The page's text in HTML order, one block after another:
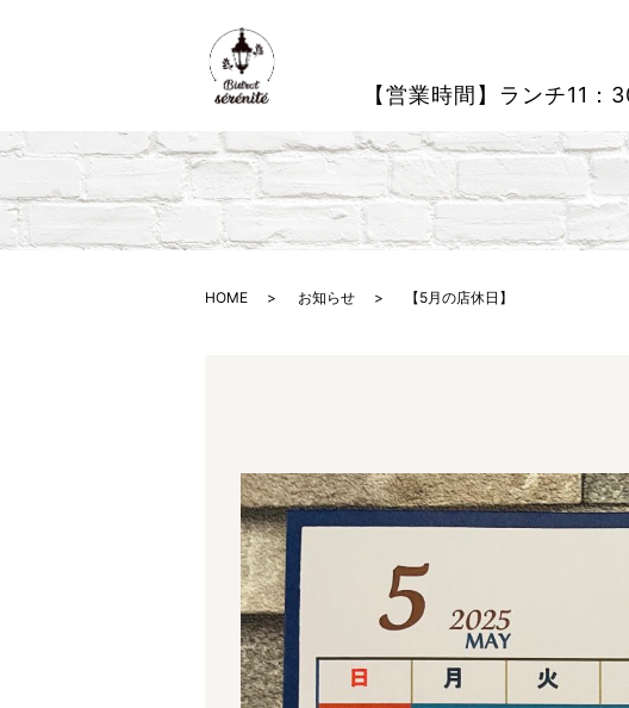
【営業時間】ランチ11：
HOME お知らせ 【5月の店休日】